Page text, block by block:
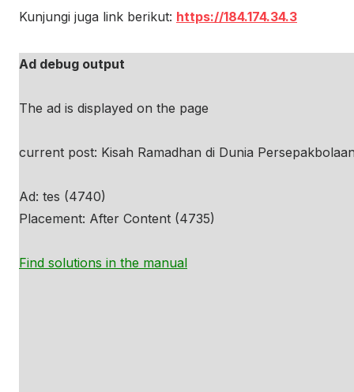
Kunjungi juga link berikut: https://184.174.34.3
Ad debug output
The ad is displayed on the page
current post: Kisah Ramadhan di Dunia
Ad: tes (4740)
Placement: After Content (4735)
Find solutions in the manual